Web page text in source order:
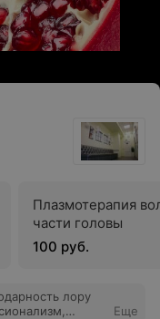
Плазмотерапия
части головы
100 руб.
лору
Еще